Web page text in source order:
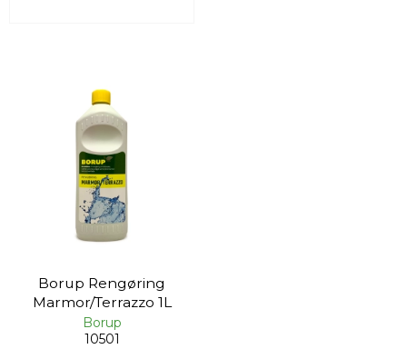
Borup Rengøring
Marmor/Terrazzo 1L
Borup
10501